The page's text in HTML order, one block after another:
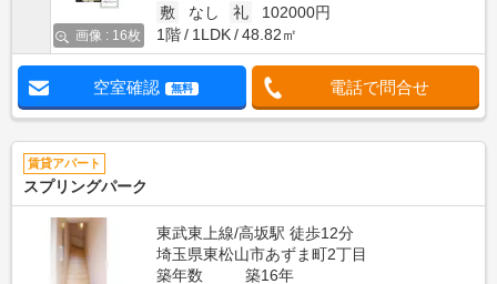
画像 : 16枚
敷
なし 礼
102000円
1階
1LDK 48.82㎡
空室確認 無料 電話で問合せ
賃貸アパート
スプリングパーク
東武東上線/高坂駅 徒歩12分
埼玉県東松山市あずま町2丁目
築年数
築16年